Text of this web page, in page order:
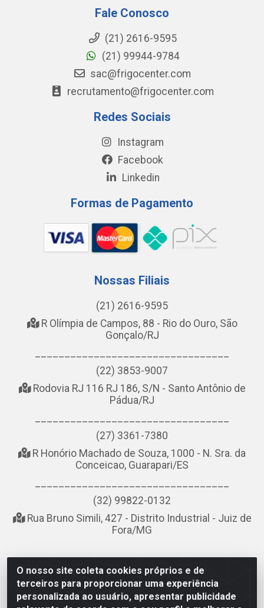
O nosso site coleta cookies próprios e de
terceiros para proporcionar uma experiência
personalizada ao usuário, apresentar publicidade
Fale Conosco
(21) 2616-9595
(21) 99944-9784
sac@frigocenter.com
recrutamento@frigocenter.com
Redes Sociais
Instagram
Facebook
Linkedin
Formas de Pagamento
Nossas Filiais
(21) 2616-9595
R Olímpia de Campos, 88 - Rio do Ouro, São
Gonçalo/RJ
(22) 3853-9007
Rodovia RJ 116 RJ 186, S/N - Santo Antônio de
Pádua/RJ
(27) 3361-7380
R Honório Machado de Souza, 1000 - N. Sra. da
Conceicao, Guarapari/ES
(32) 99822-0132
Rua Bruno Simili, 427 - Distrito Industrial - Juiz de
Fora/MG
NOBREDO COMÉRCIO E LOGÍSTICA LTDA - AV DA ABDIAS
JOSÉ DOS SANTOS, LADO ÍMPAR 8921 - RIO DO OURO, SÃO
GONÇALO/RJ - CEP 24.756-151 - CNPJ 21.074.121/0001-58